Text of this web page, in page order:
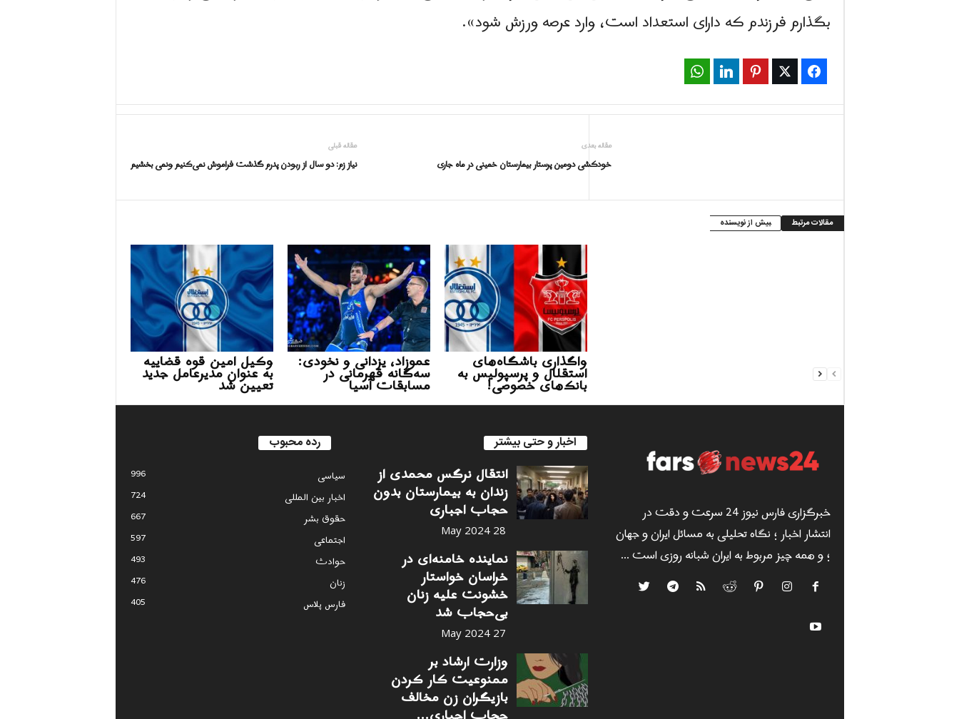
بگذارم فرزندم که دارای استعداد است، وارد عرصه ورزش شود».
Facebook
Twitter
Pinterest
LinkedIn
مقاله قبلی
نیاز زم: دو سال از ربودن پدرم گذشت فراموش نمی‌کنیم ونمی بخشیم
مقاله بعدی
خودکشی دومین پرستار بیمارستان خمینی در ماه جاری
مقالات مرتبط بیش از نویسنده
وکیل امین قوه قضاییه
به عنوان مدیرعامل جدید
تعیین شد
عموزاد، یزدانی و نخودی:
سه‌گانه قهرمانی در
مسابقات آسیا
واگذاری باشگاه‌های
استقلال و پرسپولیس به
بانک‌های خصوصی!
خبرگزاری فارس نیوز 24 سرعت و دقت در
انتشار اخبار ؛ نگاه تحلیلی به مسائل ایران و جهان
؛ و همه چیز مربوط به ایران شبانه روزی است ...
اخبار و حتی بیشتر
انتقال نرگس محمدی از
زندان به بیمارستان بدون
حجاب اجباری
28 May 2024
نماینده خامنه‌ای در
خراسان خواستار
خشونت علیه زنان
بی‌حجاب شد
27 May 2024
وزارت ارشاد بر
ممنوعیت کار کردن
بازیگران زن مخالف
رده محبوب
سياسى
996
اخبار بین المللی
724
حقوق بشر
667
اجتماعی
597
حوادث
493
زنان
476
فارس پلاس
405